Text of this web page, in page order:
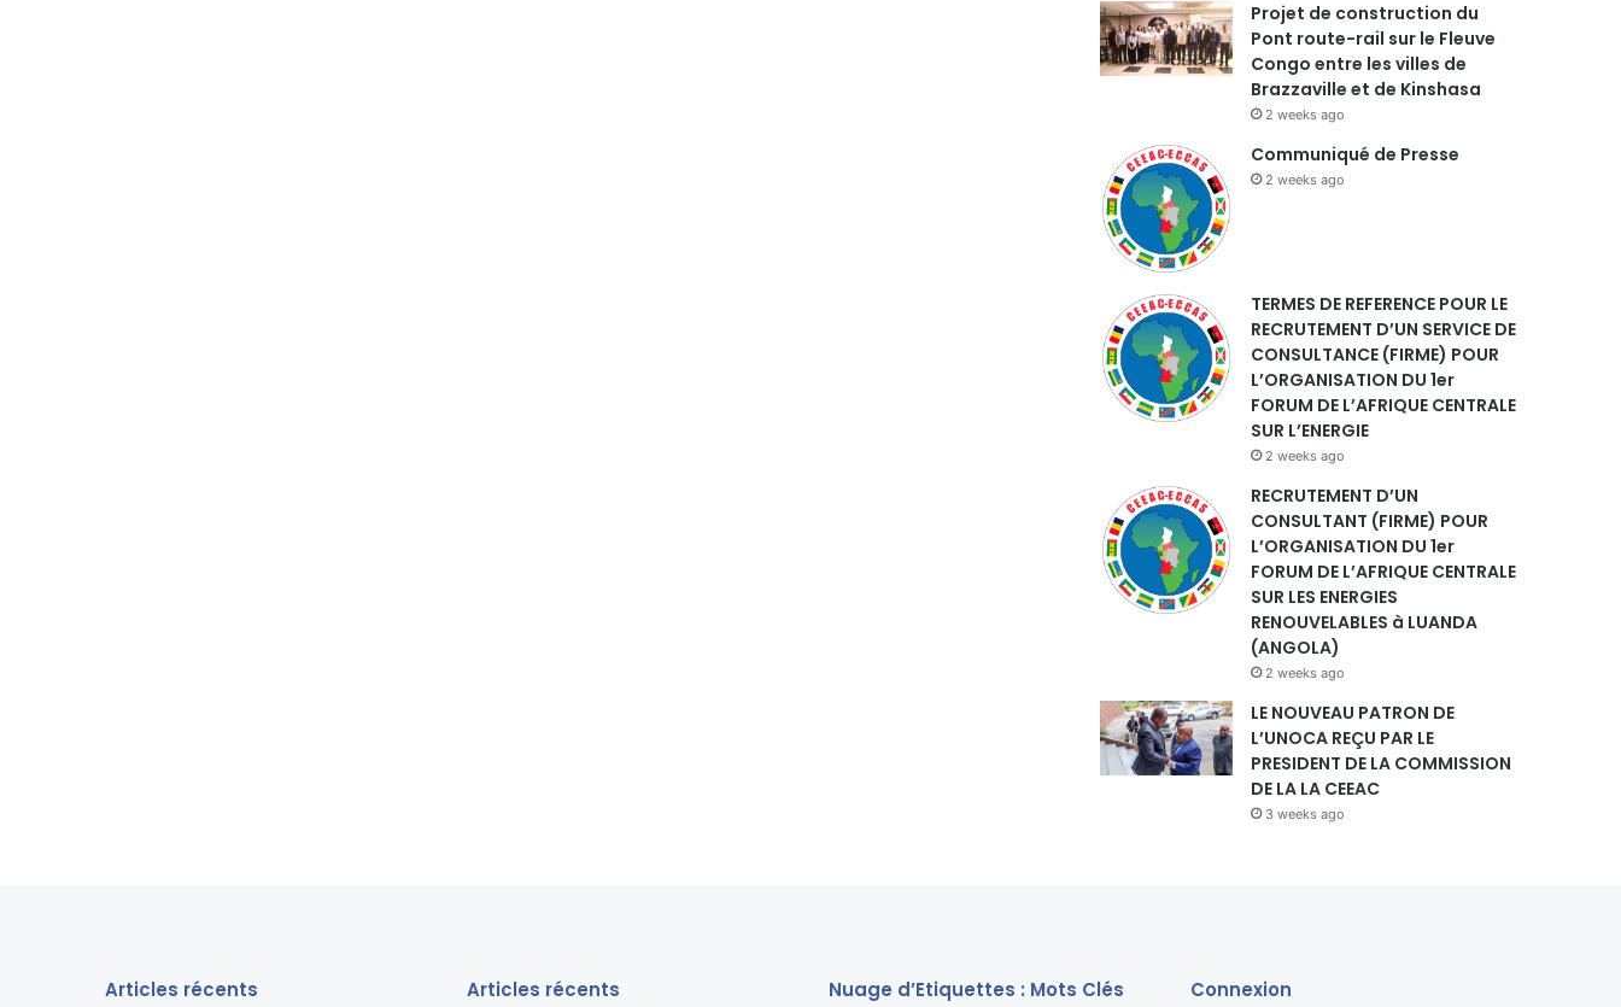
Projet de construction du
Pont route-rail sur le Fleuve
Congo entre les villes de
Brazzaville et de Kinshasa
2 weeks ago
Communiqué de Presse
2 weeks ago
TERMES DE REFERENCE POUR LE
RECRUTEMENT D’UN SERVICE DE
CONSULTANCE (FIRME) POUR
L’ORGANISATION DU 1er
FORUM DE L’AFRIQUE CENTRALE
SUR L’ENERGIE
2 weeks ago
RECRUTEMENT D’UN
CONSULTANT (FIRME) POUR
L’ORGANISATION DU 1er
FORUM DE L’AFRIQUE CENTRALE
SUR LES ENERGIES
RENOUVELABLES à LUANDA
(ANGOLA)
2 weeks ago
LE NOUVEAU PATRON DE
L’UNOCA REÇU PAR LE
PRESIDENT DE LA COMMISSION
DE LA LA CEEAC
3 weeks ago
Articles récents Articles récents Nuage d’Etiquettes : Mots Clés Connexion